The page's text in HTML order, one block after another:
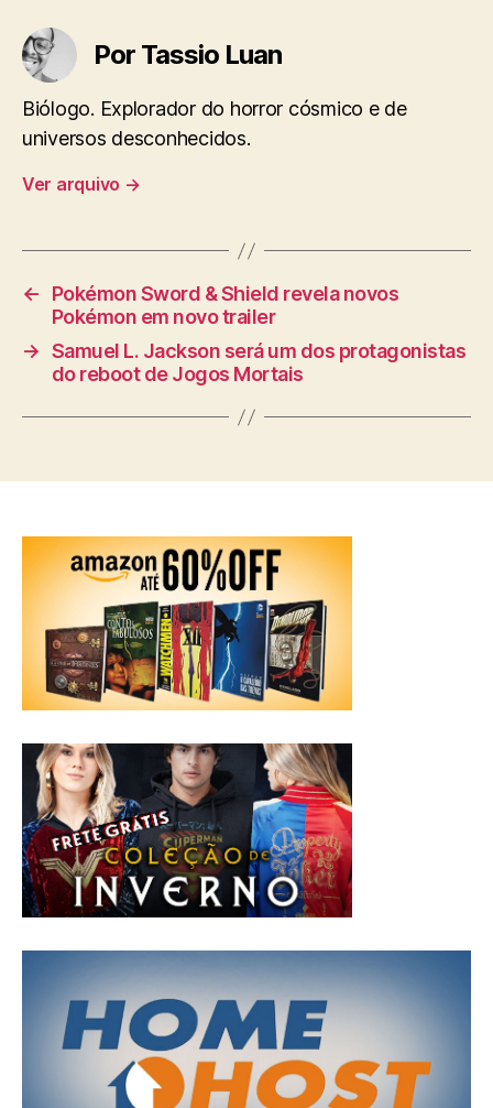
Por Tassio Luan
Biólogo. Explorador do horror cósmico e de
universos desconhecidos.
Ver arquivo →
←
Pokémon Sword & Shield revela novos
Pokémon em novo trailer
→ Samuel L. Jackson será um dos protagonistas
do reboot de Jogos Mortais